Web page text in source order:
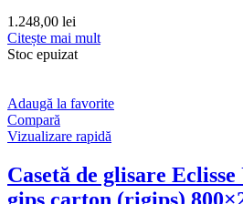
1.248,00 lei
Citește mai mult
Stoc epuizat
Adaugă la favorite
Compară
Vizualizare rapidă
Casetă de glisare
gips carton (rigips)